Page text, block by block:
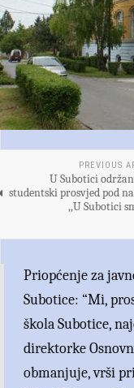
PREVIOUS
U Subotici
studentski prosvjed pod
,,U Subotici
Priopćenje za
Subotice: “Mi,
škola Subotice,
direktorke
obmanjuje, vrši